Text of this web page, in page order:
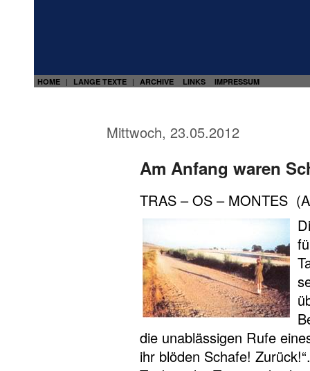
HOME | LANGE TEXTE | ARCHIVE LINKS IMPRESSUM
Mittwoch, 23.05.2012
Am Anfang waren
TRAS – OS – MONTES
die unablässigen Rufe
ihr blöden Schafe!